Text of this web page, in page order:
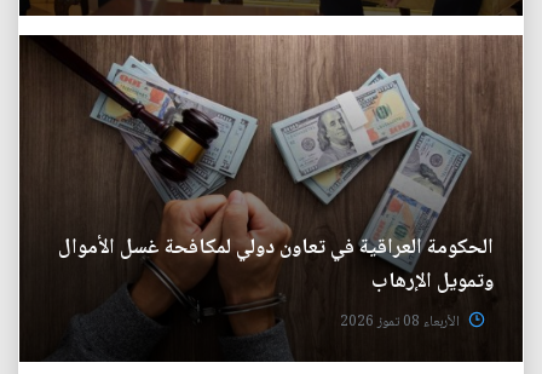
الحكومة العراقية في تعاون دولي لمكافحة غسل الأموال
وتمويل الإرهاب
الأربعاء 08 تموز 2026